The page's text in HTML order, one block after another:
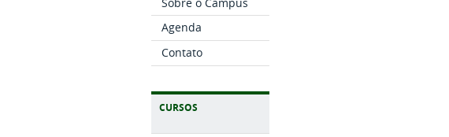
Agenda
Contato
CURSOS